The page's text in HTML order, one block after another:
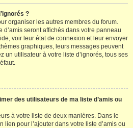
?
organiser les autres membres du forum.
d’amis seront affichés dans votre panneau
voir leur état de connexion et leur envoyer
graphiques, leurs messages peuvent
un utilisateur à votre liste d’ignorés, tous ses
des utilisateurs de ma liste d’amis ou
à votre liste de deux manières. Dans le
lien pour l’ajouter dans votre liste d’amis ou